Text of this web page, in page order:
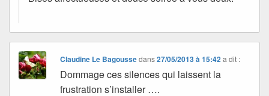
Claudine Le Bagoussedans27/05/2013 à 15:42 a dit :
Dommage ces silences qui laissent la
frustration s’installer ….